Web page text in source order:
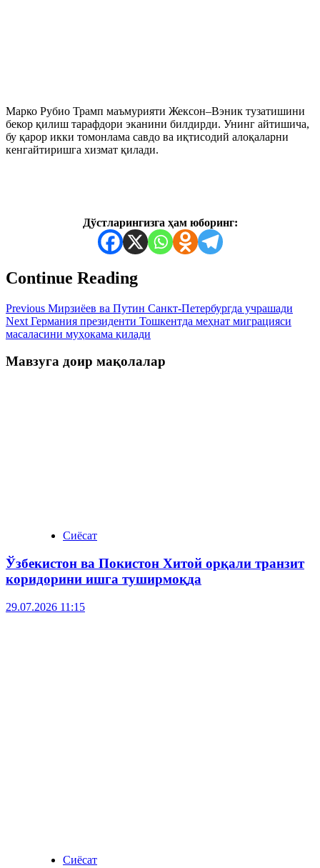
Марко Рубио Трамп маъмурияти Жексон–Вэник тузатишини
бекор қилиш тарафдори эканини билдирди. Унинг айтишича,
бу қарор икки томонлама савдо ва иқтисодий алоқаларни
кенгайтиришга хизмат қилади.
Дўстларингизга ҳам юборинг:
Continue Reading
Previous Мирзиёев ва Путин Санкт-Петербургда учрашади
Next Германия президенти Тошкентда меҳнат миграцияси
масаласини муҳокама қилади
Мавзуга доир мақолалар
Сиёсат
Ўзбекистон ва Покистон Хитой орқали транзит
коридорини ишга туширмоқда
29.07.2026 11:15
Сиёсат